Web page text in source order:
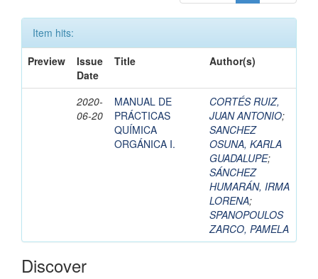
Item hits:
Preview
Issue
Date
Title Author(s)
2020-
06-20
MANUAL DE
PRÁCTICAS
QUÍMICA
ORGÁNICA I.
CORTÉS RUIZ,
JUAN ANTONIO;
SANCHEZ
OSUNA, KARLA
GUADALUPE;
SÁNCHEZ
HUMARÁN, IRMA
LORENA;
SPANOPOULOS
ZARCO, PAMELA
Discover